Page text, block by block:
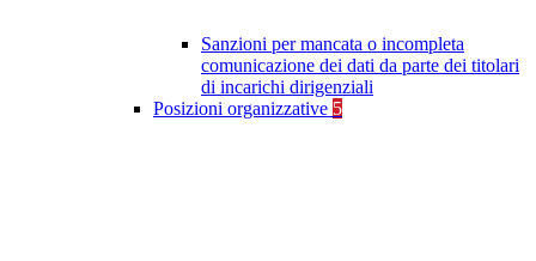
Sanzioni per mancata o incompleta
comunicazione dei dati da parte dei titolari
di incarichi dirigenziali
Posizioni organizzative 5